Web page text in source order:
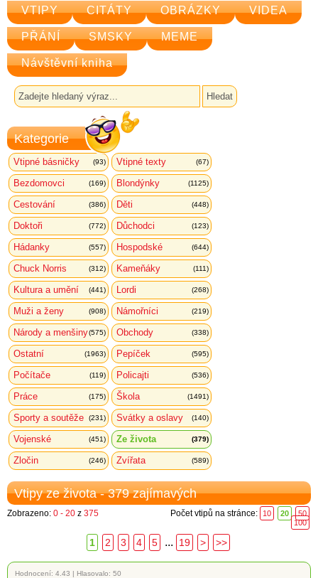
VTIPY CITÁTY OBRÁZKY VIDEA
PŘÁNÍ SMSKY MEME
Návštěvní kniha
Kategorie
Vtipné básničky (93) Vtipné texty (67)
Bezdomovci (169) Blondýnky (1125)
Cestování (386) Děti (448)
Doktoři (772) Důchodci (123)
Hádanky (557) Hospodské (644)
Chuck Norris (312) Kameňáky (111)
Kultura a umění (441) Lordi (268)
Muži a ženy (908) Námořníci (219)
Národy a menšiny(575) Obchody (338)
Ostatní (1963) Pepíček (595)
Počítače (119) Policajti (536)
Práce (175) Škola (1491)
Sporty a soutěže (231) Svátky a oslavy (140)
Vojenské (451) Ze života (379)
Zločin (246) Zvířata (589)
Vtipy ze života - 379 zajímavých
Zobrazeno: 0 - 20 z 375 Počet vtipů na stránce: 10 20
50
100
1 2 3 4 5 ... 19 > >>
Hodnocení: 4.43 | Hlasovalo: 50